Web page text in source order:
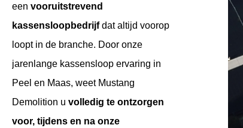
een vooruitstrevend
kassensloopbedrijfdat altijd voorop
loopt in de branche. Door onze
jarenlange kassensloop ervaring in
Peel en Maas, weet Mustang
Demolition u volledig te ontzorgen
voor, tijdens en na onze